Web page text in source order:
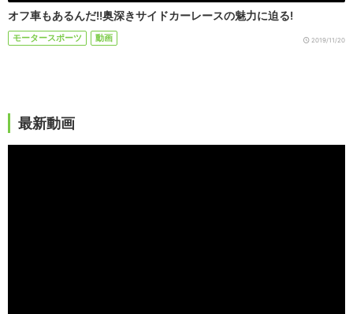
オフ車もあるんだ!!奥深きサイドカーレースの魅力に迫る!
モータースポーツ 動画 2019/11/20
最新動画